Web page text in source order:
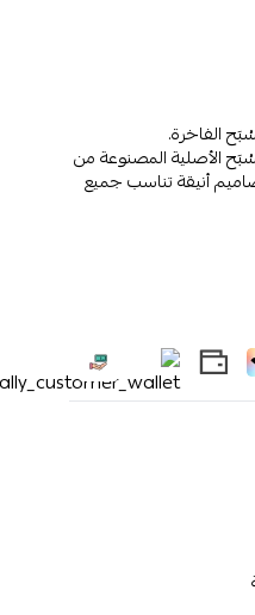
الفاخرة.
الأصلية المصنوعة من
أنيقة تناسب جميع